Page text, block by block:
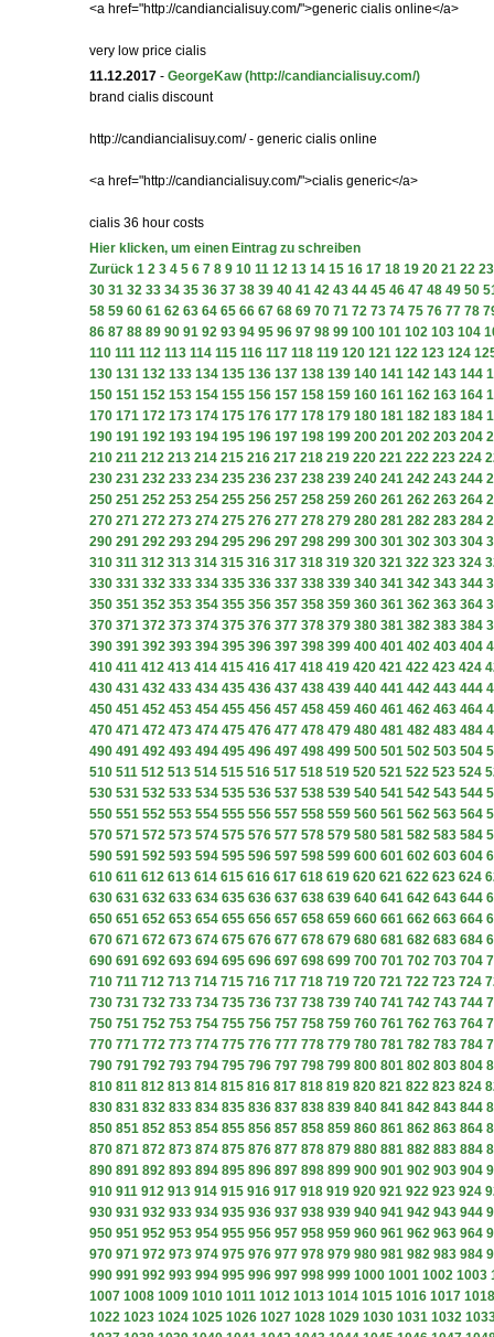
<a href="http://candiancialisuy.com/">generic cialis online</a>
very low price cialis
11.12.2017 - GeorgeKaw (http://candiancialisuy.com/)
brand cialis discount
http://candiancialisuy.com/ - generic cialis online
<a href="http://candiancialisuy.com/">cialis generic</a>
cialis 36 hour costs
Hier klicken, um einen Eintrag zu schreiben
Zurück 1 2 3 4 5 6 7 8 9 10 11 12 13 14 15 16 17 18 19 20 21 22 23
30 31 32 33 34 35 36 37 38 39 40 41 42 43 44 45 46 47 48 49 50
58 59 60 61 62 63 64 65 66 67 68 69 70 71 72 73 74 75 76 77 78
86 87 88 89 90 91 92 93 94 95 96 97 98 99 100 101 102 103 104
110 111 112 113 114 115 116 117 118 119 120 121 122 123 124
130 131 132 133 134 135 136 137 138 139 140 141 142 143 144
150 151 152 153 154 155 156 157 158 159 160 161 162 163 164
170 171 172 173 174 175 176 177 178 179 180 181 182 183 184
190 191 192 193 194 195 196 197 198 199 200 201 202 203 204
210 211 212 213 214 215 216 217 218 219 220 221 222 223 224
230 231 232 233 234 235 236 237 238 239 240 241 242 243 244
250 251 252 253 254 255 256 257 258 259 260 261 262 263 264
270 271 272 273 274 275 276 277 278 279 280 281 282 283 284
290 291 292 293 294 295 296 297 298 299 300 301 302 303 304
310 311 312 313 314 315 316 317 318 319 320 321 322 323 324
330 331 332 333 334 335 336 337 338 339 340 341 342 343 344
350 351 352 353 354 355 356 357 358 359 360 361 362 363 364
370 371 372 373 374 375 376 377 378 379 380 381 382 383 384
390 391 392 393 394 395 396 397 398 399 400 401 402 403 404
410 411 412 413 414 415 416 417 418 419 420 421 422 423 424
430 431 432 433 434 435 436 437 438 439 440 441 442 443 444
450 451 452 453 454 455 456 457 458 459 460 461 462 463 464
470 471 472 473 474 475 476 477 478 479 480 481 482 483 484
490 491 492 493 494 495 496 497 498 499 500 501 502 503 504
510 511 512 513 514 515 516 517 518 519 520 521 522 523 524
530 531 532 533 534 535 536 537 538 539 540 541 542 543 544
550 551 552 553 554 555 556 557 558 559 560 561 562 563 564
570 571 572 573 574 575 576 577 578 579 580 581 582 583 584
590 591 592 593 594 595 596 597 598 599 600 601 602 603 604
610 611 612 613 614 615 616 617 618 619 620 621 622 623 624
630 631 632 633 634 635 636 637 638 639 640 641 642 643 644
650 651 652 653 654 655 656 657 658 659 660 661 662 663 664
670 671 672 673 674 675 676 677 678 679 680 681 682 683 684
690 691 692 693 694 695 696 697 698 699 700 701 702 703 704
710 711 712 713 714 715 716 717 718 719 720 721 722 723 724
730 731 732 733 734 735 736 737 738 739 740 741 742 743 744
750 751 752 753 754 755 756 757 758 759 760 761 762 763 764
770 771 772 773 774 775 776 777 778 779 780 781 782 783 784
790 791 792 793 794 795 796 797 798 799 800 801 802 803 804
810 811 812 813 814 815 816 817 818 819 820 821 822 823 824
830 831 832 833 834 835 836 837 838 839 840 841 842 843 844
850 851 852 853 854 855 856 857 858 859 860 861 862 863 864
870 871 872 873 874 875 876 877 878 879 880 881 882 883 884
890 891 892 893 894 895 896 897 898 899 900 901 902 903 904
910 911 912 913 914 915 916 917 918 919 920 921 922 923 924
930 931 932 933 934 935 936 937 938 939 940 941 942 943 944
950 951 952 953 954 955 956 957 958 959 960 961 962 963 964
970 971 972 973 974 975 976 977 978 979 980 981 982 983 984
990 991 992 993 994 995 996 997 998 999 1000 1001 1002 1003
1007 1008 1009 1010 1011 1012 1013 1014 1015 1016 1017 1018
1022 1023 1024 1025 1026 1027 1028 1029 1030 1031 1032